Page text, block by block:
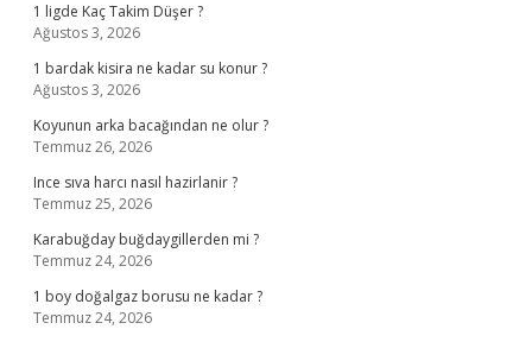
1 ligde Kaç Takim Düşer ?
Ağustos 3, 2026
1 bardak kisira ne kadar su konur ?
Ağustos 3, 2026
Koyunun arka bacağından ne olur ?
Temmuz 26, 2026
Ince sıva harcı nasıl hazirlanir ?
Temmuz 25, 2026
Karabuğday buğdaygillerden mi ?
Temmuz 24, 2026
1 boy doğalgaz borusu ne kadar ?
Temmuz 24, 2026